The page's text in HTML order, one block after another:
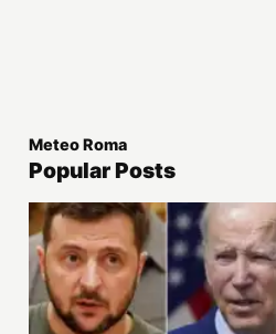
Meteo Roma
Popular Posts